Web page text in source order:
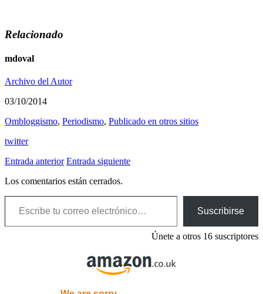
Relacionado
mdoval
Archivo del Autor
03/10/2014
Ombloggismo, Periodismo, Publicado en otros sitios
twitter
Entrada anterior Entrada siguiente
Los comentarios están cerrados.
Escribe tu correo electrónico…
Suscribirse
Únete a otros 16 suscriptores